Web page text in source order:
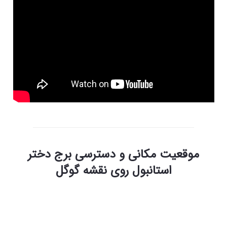
موقعیت مکانی و دسترسی برج دختر
استانبول روی نقشه گوگل